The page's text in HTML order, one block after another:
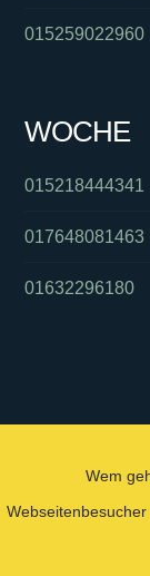
015259022960
WOCHE
015218444341
017648081463
01632296180
Wem
Webseitenbesucher